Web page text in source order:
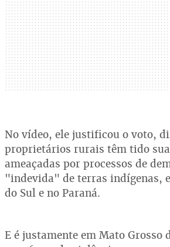
No vídeo, ele justificou o voto,
proprietários rurais têm tido
ameaçadas por processos de
"indevida" de terras indígenas,
do Sul e no Paraná.
E é justamente em Mato Grosso